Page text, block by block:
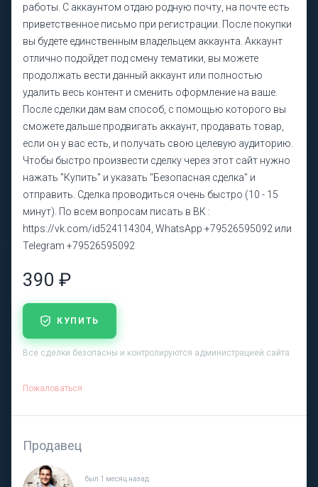
работы. С аккаунтом отдаю родную почту, на почте есть
приветственное письмо при регистрации. После покупки
вы будете единственным владельцем аккаунта. Аккаунт
отлично подойдет под смену тематики, вы можете
продолжать вести данный аккаунт или полностью
удалить весь контент и сменить оформление на ваше.
После сделки дам вам способ, с помощью которого вы
сможете дальше продвигать аккаунт, продавать товар,
если он у вас есть, и получать свою целевую аудиторию.
Чтобы быстро произвести сделку через этот сайт нужно
нажать "Купить" и указать "Безопасная сделка" и
отправить. Сделка проводиться очень быстро (10 - 15
минут). По всем вопросам писать в ВК :
https://vk.com/id524114304, WhatsApp +79526595092 или
Telegram +79526595092
390 ₽
КУПИТЬ
Все сделки безопасны и контролируются администрацией сайта
Пожаловаться
Продавец
был 1 месяц назад